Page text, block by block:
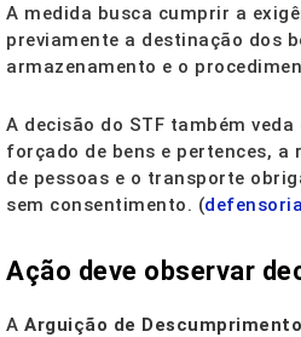
A medida busca cumprir a
previamente a destinação dos
armazenamento e o
A decisão do STF também
forçado de bens e pertences, a
de pessoas e o transporte
sem consentimento. (
Ação deve observar
A Arguição de